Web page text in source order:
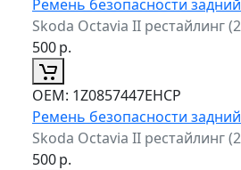
Ремень безопасности задний
Skoda Octavia II рестайлинг
500р.
ОЕМ: 1Z0857447EHCP
Ремень безопасности задний
Skoda Octavia II рестайлинг
500р.